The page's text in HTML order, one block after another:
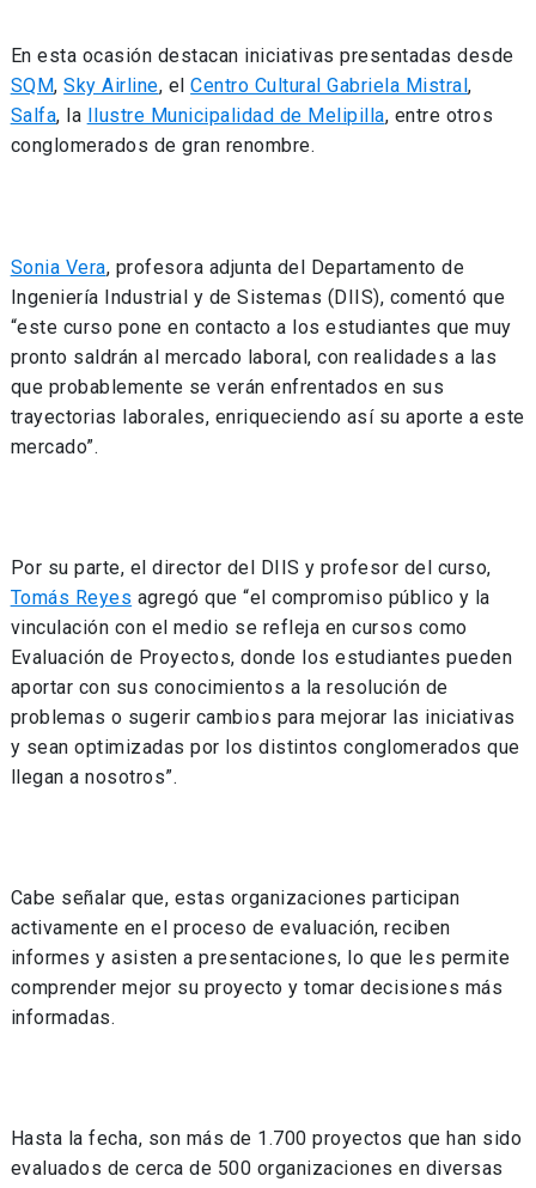
En esta ocasión destacan iniciativas presentadas desde
SQM,Sky Airline, elCentro Cultural Gabriela Mistral,
Salfa, la Ilustre Municipalidad de Melipilla, entre otros
conglomerados de gran renombre.
Sonia Vera, profesora adjunta del Departamento de
Ingeniería Industrial y de Sistemas (DIIS), comentó que
“este curso pone en contacto a los estudiantes que muy
pronto saldrán al mercado laboral, con realidades a las
que probablemente se verán enfrentados en sus
trayectorias laborales, enriqueciendo así su aporte a este
mercado”.
Por su parte, el director del DIIS y profesor del curso,
Tomás Reyes agregó que “el compromiso público y la
vinculación con el medio se refleja en cursos como
Evaluación de Proyectos, donde los estudiantes pueden
aportar con sus conocimientos a la resolución de
problemas o sugerir cambios para mejorar las iniciativas
y sean optimizadas por los distintos conglomerados que
llegan a nosotros”.
Cabe señalar que, estas organizaciones participan
activamente en el proceso de evaluación, reciben
informes y asisten a presentaciones, lo que les permite
comprender mejor su proyecto y tomar decisiones más
informadas.
Hasta la fecha, son más de 1.700 proyectos que han sido
evaluados de cerca de 500 organizaciones en diversas